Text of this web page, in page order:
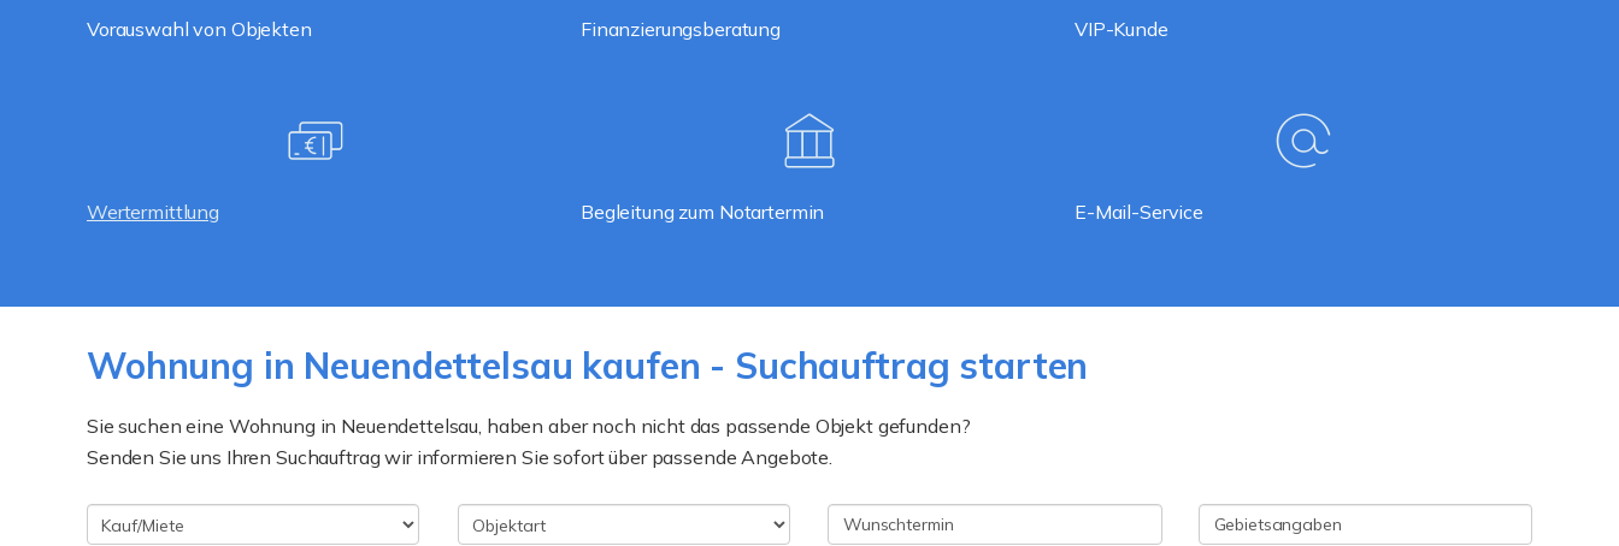
Vorauswahl von Objekten Finanzierungsberatung VIP-Kunde
Wertermittlung Begleitung zum Notartermin E-Mail-Service
Wohnung in Neuendettelsau kaufen - Suchauftrag starten
Sie suchen eine Wohnung in Neuendettelsau, haben aber noch nicht das passende Objekt gefunden?
Senden Sie uns Ihren Suchauftrag wir informieren Sie sofort über passende Angebote.